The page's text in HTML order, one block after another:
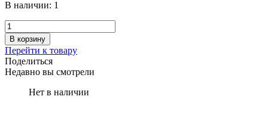
В наличии: 1
В корзину
Перейти к товару
Поделиться
Недавно вы смотрели
Нет в наличии